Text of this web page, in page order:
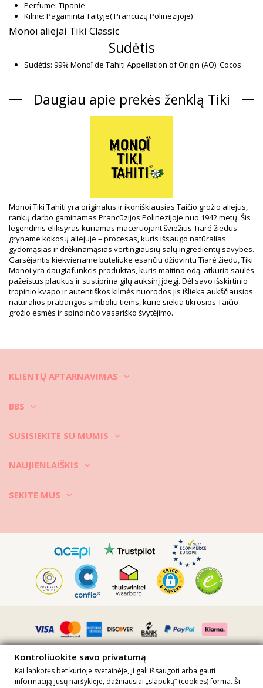
Perfume: Tipanie
Kilmė: Pagaminta Taityje( Prancūzų Polinezijoje)
Monoï aliejai Tiki Classic
Sudėtis
Sudėtis: 99% Monoï de Tahiti Appellation of Origin (AO). Cocos
Benzyl benzoate, Benzyl salicylate, Cananga odorata
oil/extract, Citronellol, Geran
Skyrius: Unisex, Monoï aliejai
Į pakuotę įeina: 1 x Monoï aliejai (Kiti priedai nepridedami)
SKU: 1974158350475000134
Svoris: 30g / 0.07lb / 1.06oz
Retušuotos nuotraukos
Skalbimo ir priežiūros
instrukcijos
Priežiūros instrukcijos: Tiki Monoi Tiki Tipanier 30 Ml
Daugiau apie prekės ženklą Tiki
Monoi Tiki Tahiti yra originalus ir ikoniškiausias Taičio grožio aliejus,
rankų darbo gaminamas Prancūzijos Polinezijoje nuo 1942 metų. Šis
legendinis eliksyras kuriamas maceruojant šviežius Tiaré žiedus
gryname kokosų aliejuje – procesas, kuris išsaugo natūralias
gydomąsias ir drėkinamąsias vertingiausių salų ingredientų savybes.
Garsėjantis kiekviename buteliuke esančiu džiovintu Tiaré žiedu, Tiki
Monoi yra daugiafunkcis produktas, kuris maitina odą, atkuria saulės
pažeistus plaukus ir sustiprina gilų auksinį įdegį. Dėl savo išskirtinio
tropinio kvapo ir autentiškos kilmės nuorodos jis išlieka aukščiausios
natūralios prabangos simboliu tiems, kurie siekia tikrosios Taičio
grožio esmės ir spindinčio vasariško švytėjimo.
KLIENTŲ APTARNAVIMAS
BBS
SUSISIEKITE SU MUMIS
NAUJIENLAIŠKIS
SEKITE MUS
Kontroliuokite savo privatumą
Kai lankotės bet kurioje svetainėje, ji gali išsaugoti arba gauti
informaciją jūsų naršyklėje, dažniausiai „slapukų“ (cookies) forma. Ši